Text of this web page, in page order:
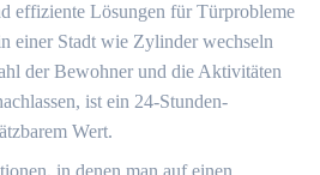
effiziente Lösungen für Türprobleme
einer Stadt wie Zylinder wechseln
der Bewohner und die Aktivitäten
ist ein 24-Stunden-
Wert.​
in denen man auf einen